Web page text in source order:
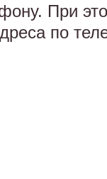
При
по